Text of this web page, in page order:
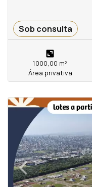
Sob consulta
1000,00 m²
Área privativa
<< <<
‹Previous